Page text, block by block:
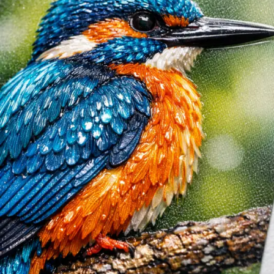
zu den Infos